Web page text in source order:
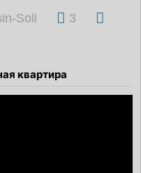
Soli
3
квартира